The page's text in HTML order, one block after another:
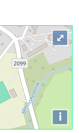
i
⤢